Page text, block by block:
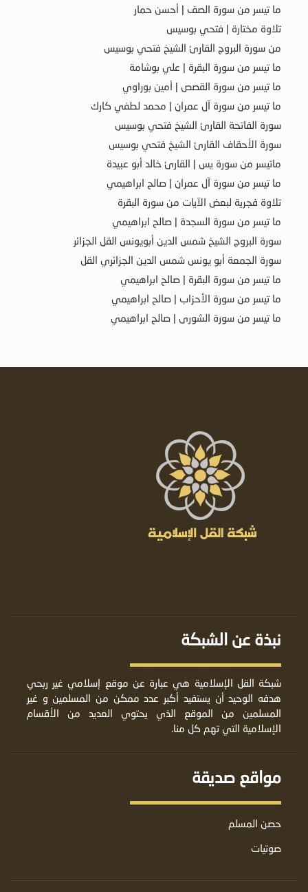
ما تيسر من سورة الصف | أحسن حمار
تلاوة مختارة | فتحي بوسيس
من سورة البروج القارئ الشيخ فتحي بوسيس
ما تيسر من سورة البقرة | علي بوشامة
ما تيسر من سورة القصص | أمين بوراوي
ما تيسر من سورة آل عمران | محمد لطفي كارك
سورة الفاتحة القارئ الشيخ فتحي بوسيس
سورة الأحقاف القارئ الشيخ فتحي بوسيس
ماتيسر من سورة يس | القارئ خالد أبو عبيدة
ما تيسر من سورة آل عمران | صالح ابراهيمي
تلاوة فجرية لبعض الآيات من سورة البقرة
ما تيسر من سورة السجدة | صالح ابراهيمي
سورة البروج الشيخ شمس الدين أبويونس القل الجزائر
سورة الجمعة أبو يونس شمس الدين الجزائري القل
ما تيسر من سورة البقرة | صالح ابراهيمي
ما تيسر من سورة الأحزاب | صالح ابراهيمي
ما تيسر من سورة الشورى | صالح ابراهيمي
نبذة عن الشبكة
شبكة القل الإسلامية هي عبارة عن موقع إسلامي غير ربحي
هدفه الوحيد أن يستفيد أكبر عدد ممكن من المسلمين و غير
المسلمين من الموقع الذي يحتوي العديد من الأقسام
الإسلامية التي تهم كل منا.
مواقع صديقة
حصن المسلم
صوتيات